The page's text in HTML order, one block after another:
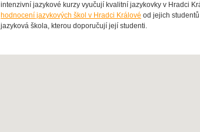
intenzivní jazykové kurzy vyučují kvalitní jazykovky v Hradci
hodnocení jazykových škol v Hradci Králové od jejich
jazyková škola, kterou doporučují její studenti.